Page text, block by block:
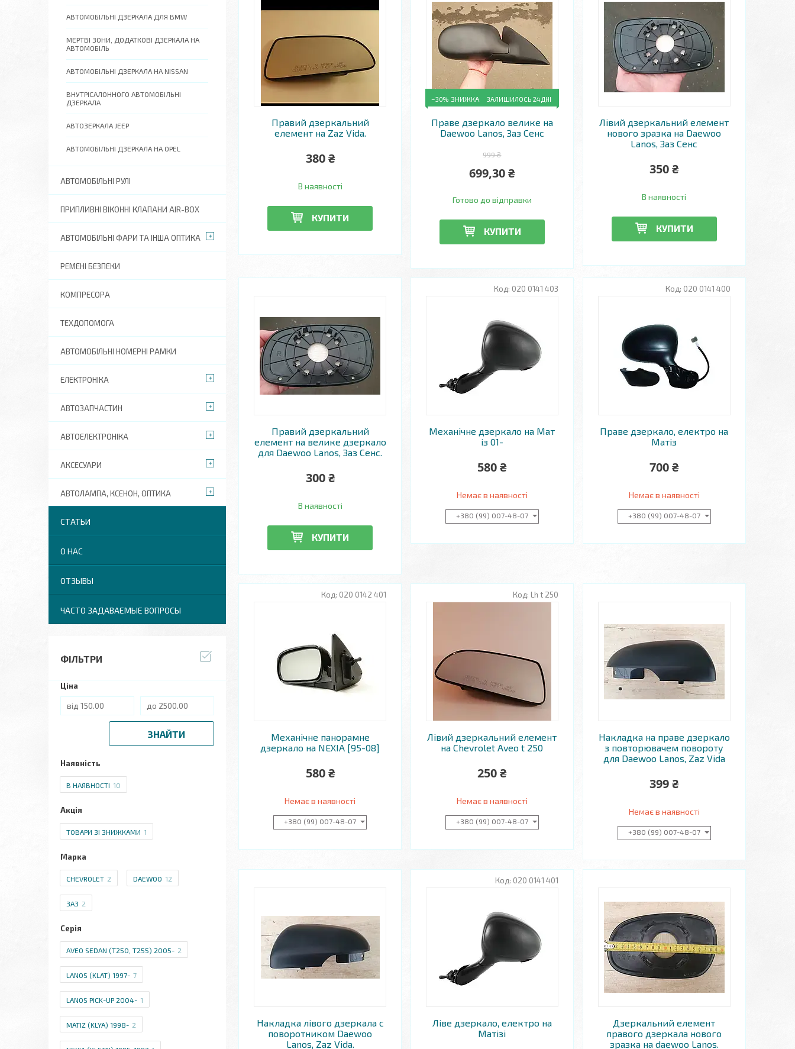
Правий дзеркальний
елемент на Zaz Vida.
380 ₴
В наявності
КУПИТИ
–30% ЗАЛИШИЛОСЬ 24 ДНІ
Праве дзеркало велике на
Daewoo Lanos, Заз Сенс
999 ₴
699,30 ₴
Готово до відправки
КУПИТИ
Лівий дзеркальний елемент
нового зразка на Daewoo
Lanos, Заз Сенс
350 ₴
В наявності
КУПИТИ
Правий дзеркальний
елемент на велике дзеркало
для Daewoo Lanos, Заз Сенс.
300 ₴
В наявності
КУПИТИ
020 0141 403
Механічне дзеркало на Мат
із 01-
580 ₴
Немає в наявності
+380 (99) 007-48-07
020 0141 400
Праве дзеркало, електро на
Матіз
700 ₴
Немає в наявності
+380 (99) 007-48-07
020 0142 401
Механічне панорамне
дзеркало на NEXIA [95-08]
580 ₴
Немає в наявності
+380 (99) 007-48-07
Lh t 250
Лівий дзеркальний елемент
на Chevrolet Aveo t 250
250 ₴
Немає в наявності
+380 (99) 007-48-07
Накладка на праве дзеркало
з повторювачем повороту
для Daewoo Lanos, Zaz Vida
399 ₴
Немає в наявності
+380 (99) 007-48-07
Накладка лівого дзеркала с
поворотником Daewoo
Lanos, Zaz Vida.
020 0141 401
Ліве дзеркало, електро на
Матізі
Дзеркальний елемент
правого дзеркала нового
зразка на daewoo Lanos.
АВТОМОБІЛЬНІ ДЗЕРКАЛА ДЛЯ BMW
МЕРТВІ ЗОНИ, ДОДАТКОВІ ДЗЕРКАЛА НА
АВТОМОБІЛЬ
АВТОМОБІЛЬНІ ДЗЕРКАЛА НА NISSAN
ВНУТРІСАЛОННОГО АВТОМОБІЛЬНІ
ДЗЕРКАЛА
АВТОЗЕРКАЛА JEEP
АВТОМОБІЛЬНІ ДЗЕРКАЛА НА OPEL
АВТОМОБІЛЬНІ РУЛІ
ПРИПЛИВНІ ВІКОННІ КЛАПАНИ AIR-BOX
АВТОМОБІЛЬНІ ФАРИ ТА ІНША ОПТИКА
РЕМЕНІ БЕЗПЕКИ
КОМПРЕСОРА
ТЕХДОПОМОГА
АВТОМОБІЛЬНІ НОМЕРНІ РАМКИ
ЕЛЕКТРОНІКА
АВТОЗАПЧАСТИН
АВТОЕЛЕКТРОНІКА
АКСЕСУАРИ
АВТОЛАМПА, КСЕНОН, ОПТИКА
СТАТЬИ
О НАС
ОТЗЫВЫ
ЧАСТО ЗАДАВАЕМЫЕ ВОПРОСЫ
ФІЛЬТРИ
Ціна
ЗНАЙТИ
Наявність
В НАЯВНОСТІ 10
Акція
ТОВАРИ ЗІ ЗНИЖКАМИ 1
Марка
CHEVROLET 2 DAEWOO 12
ЗАЗ 2
Серія
AVEO SEDAN (T250, T255) 2005- 2
LANOS (KLAT) 1997- 7
LANOS PICK-UP 2004- 1
MATIZ (KLYA) 1998- 2